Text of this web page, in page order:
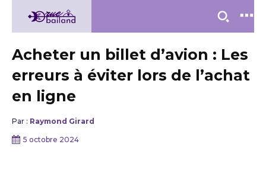
Acheter un billet d’avion : Les
erreurs à éviter lors de l’achat
en ligne
Par : Raymond Girard
5 octobre 2024